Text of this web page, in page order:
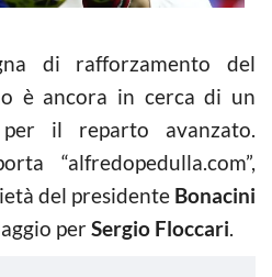
di rafforzamento del
è ancora in cerca di un
il reparto avanzato.
“alfredopedulla.com”,
del presidente Bonacini
perSergio Floccari.